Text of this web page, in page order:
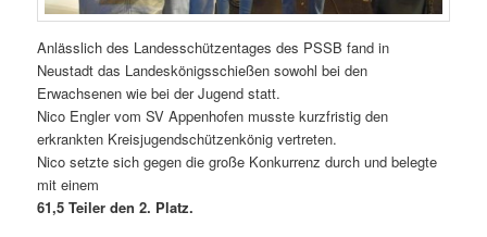
Anlässlich des Landesschützentages des PSSB fand in
Neustadt das Landeskönigsschießen sowohl bei den
Erwachsenen wie bei der Jugend statt.
Nico Engler vom SV Appenhofen musste kurzfristig den
erkrankten Kreisjugendschützenkönig vertreten.
Nico setzte sich gegen die große Konkurrenz durch und belegte
mit einem
61,5 Teiler den 2. Platz.